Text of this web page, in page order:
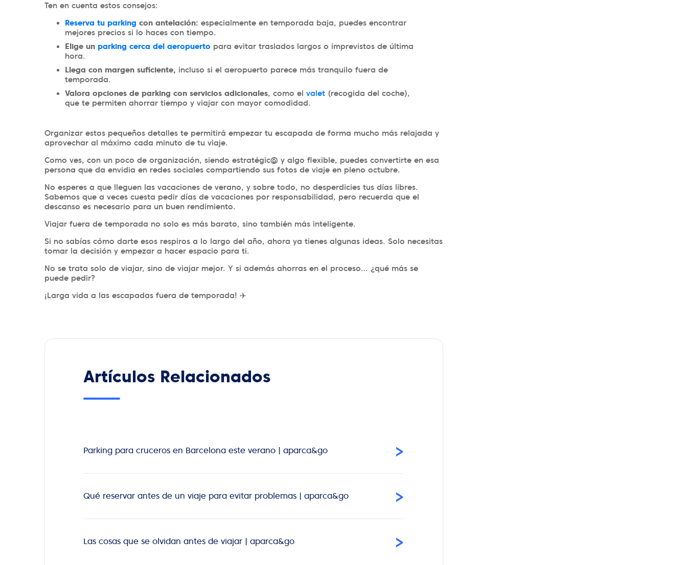
Ten en cuenta estos consejos:
Reserva tu parking con antelación: especialmente en temporada baja, puedes encontrar
mejores precios si lo haces con tiempo.
Elige un parking cerca del aeropuerto para evitar traslados largos o imprevistos de última
hora.
Llega con margen suficiente, incluso si el aeropuerto parece más tranquilo fuera de
temporada.
Valora opciones de parking con servicios adicionales, como el valet (recogida del coche),
que te permiten ahorrar tiempo y viajar con mayor comodidad.
Organizar estos pequeños detalles te permitirá empezar tu escapada de forma mucho más relajada y
aprovechar al máximo cada minuto de tu viaje.
Como ves, con un poco de organización, siendo estratégic@ y algo flexible, puedes convertirte en esa
persona que da envidia en redes sociales compartiendo sus fotos de viaje en pleno octubre.
No esperes a que lleguen las vacaciones de verano, y sobre todo, no desperdicies tus días libres.
Sabemos que a veces cuesta pedir días de vacaciones por responsabilidad, pero recuerda que el
descanso es necesario para un buen rendimiento.
Viajar fuera de temporada no solo es más barato, sino también más inteligente.
Si no sabías cómo darte esos respiros a lo largo del año, ahora ya tienes algunas ideas. Solo necesitas
tomar la decisión y empezar a hacer espacio para ti.
No se trata solo de viajar, sino de viajar mejor. Y si además ahorras en el proceso… ¿qué más se
puede pedir?
¡Larga vida a las escapadas fuera de temporada! ✈️
Artículos Relacionados
Parking para cruceros en Barcelona este verano | aparca&go ›
Qué reservar antes de un viaje para evitar problemas | aparca&go ›
Las cosas que se olvidan antes de viajar | aparca&go ›